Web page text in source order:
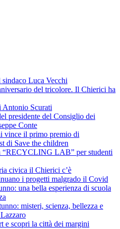
Luca Vecchi
del tricolore. Il Chierici ha
Antonio Scurati
presidente del Consiglio dei
Conte
vince il primo premio di
di Save the children
“RECYCLING LAB” per studenti
civica il Chierici c’è
i progetti malgrado il Covid
una bella esperienza di scuola
misteri, scienza, bellezza e
e scopri la città dei margini